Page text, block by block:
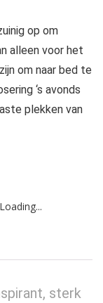
op om
alleen voor het
om naar bed te
‘s avonds
plekken van
sterk